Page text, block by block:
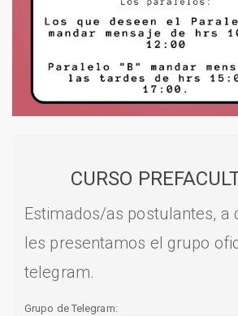
CURSO
Estimados/as postulantes, a
les presentamos el grupo
telegram.
Grupo de Telegram: